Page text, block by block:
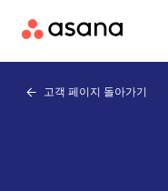
고객 페이지 돌아가기